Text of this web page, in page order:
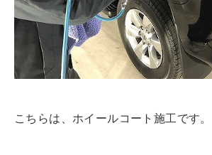
こちらは、ホイールコート施工です。